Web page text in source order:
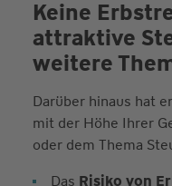
Keine
attraktive
weitere
Darüber hinaus hat
mit der Höhe Ihrer
oder dem Thema
Das Risiko von